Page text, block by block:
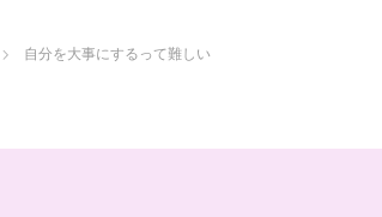
自分を大事にするって難しい